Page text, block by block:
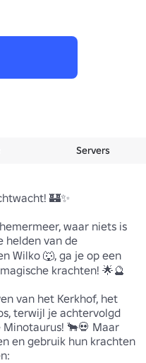
Servers
🏰✨
waar niets is
helden van de
Wilko 🐺, ga je op een
krachten! 🌟🔮
van het Kerkhof, het
terwijl je achtervolgd
🐂💀 Maar
en gebruik hun krachten